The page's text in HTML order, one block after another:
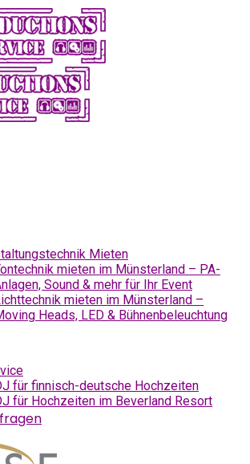
Mieten
mieten im Münsterland – PA-
Sound & mehr für Ihr Event
mieten im Münsterland –
Heads, LED & Bühnenbeleuchtung
für finnisch-deutsche Hochzeiten
für Hochzeiten im Beverland Resort